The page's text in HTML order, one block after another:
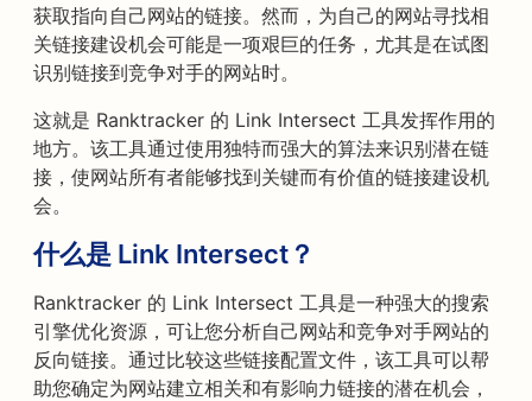
获取指向自己网站的链接。然而，为自己的网站寻找相
关链接建设机会可能是一项艰巨的任务，尤其是在试图
识别链接到竞争对手的网站时。
这就是 Ranktracker 的 Link Intersect 工具发挥作用的
地方。该工具通过使用独特而强大的算法来识别潜在链
接，使网站所有者能够找到关键而有价值的链接建设机
会。
什么是 Link Intersect？
Ranktracker 的 Link Intersect 工具是一种强大的搜索
引擎优化资源，可让您分析自己网站和竞争对手网站的
反向链接。通过比较这些链接配置文件，该工具可以帮
助您确定为网站建立相关和有影响力链接的潜在机会，